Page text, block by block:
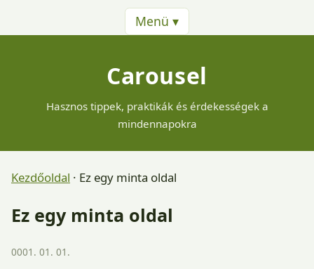
Menü ▾
Carousel
Hasznos tippek, praktikák és érdekességek a
mindennapokra
Kezdőoldal · Ez egy minta oldal
Ez egy minta oldal
0001. 01. 01.